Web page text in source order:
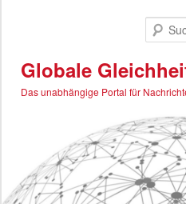
Globale
Das unabhängige Portal für